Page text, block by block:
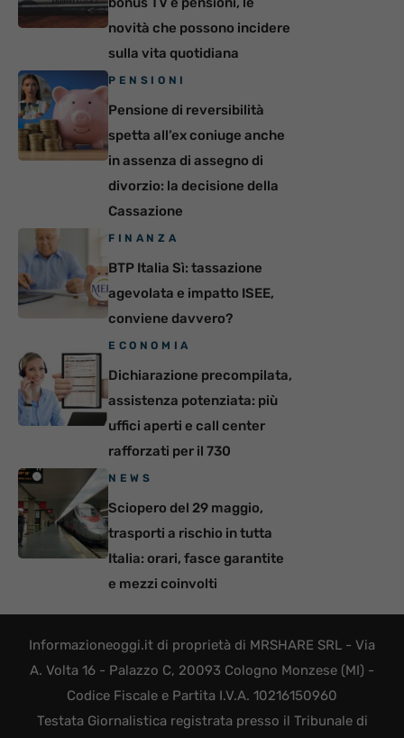
novità che possono incidere
sulla vita quotidiana
PENSIONI
Pensione di reversibilità
spetta all’ex coniuge anche
in assenza di assegno di
divorzio: la decisione della
Cassazione
FINANZA
BTP Italia Sì: tassazione
agevolata e impatto ISEE,
conviene davvero?
ECONOMIA
Dichiarazione precompilata,
assistenza potenziata: più
uffici aperti e call center
rafforzati per il 730
NEWS
Sciopero del 29 maggio,
trasporti a rischio in tutta
Italia: orari, fasce garantite
e mezzi coinvolti
Informazioneoggi.it di proprietà di MRSHARE SRL - Via
A. Volta 16 - Palazzo C, 20093 Cologno Monzese (MI) -
Codice Fiscale e Partita I.V.A. 10216150960
Testata Giornalistica registrata presso il Tribunale di